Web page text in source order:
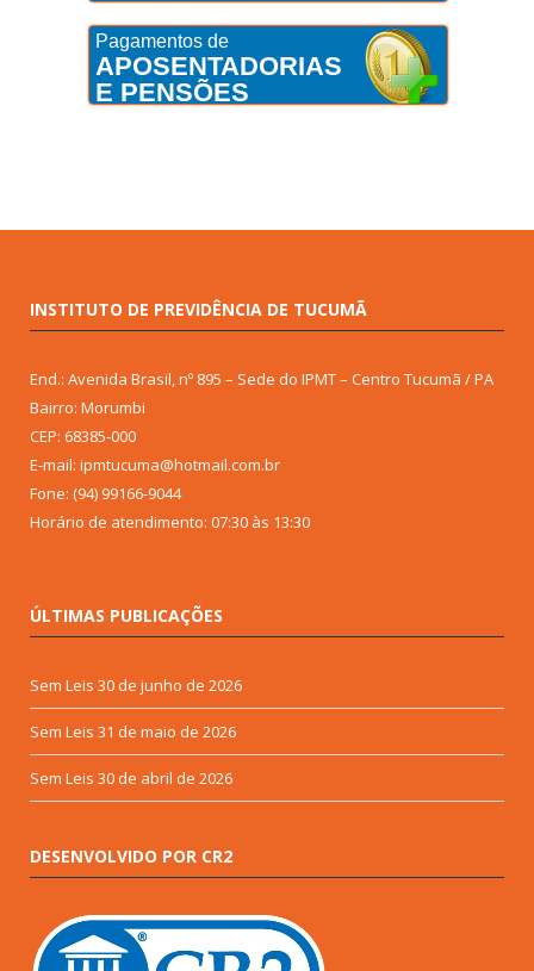
Pagamentos de
APOSENTADORIAS
E PENSÕES
INSTITUTO DE PREVIDÊNCIA DE TUCUMÃ
End.: Avenida Brasil, nº 895 – Sede do IPMT – Centro Tucumã / PA
Bairro: Morumbi
CEP: 68385-000
E-mail: ipmtucuma@hotmail.com.br
Fone: (94) 99166-9044
Horário de atendimento: 07:30 às 13:30
ÚLTIMAS PUBLICAÇÕES
Sem Leis 30 de junho de 2026
Sem Leis 31 de maio de 2026
Sem Leis 30 de abril de 2026
DESENVOLVIDO POR CR2